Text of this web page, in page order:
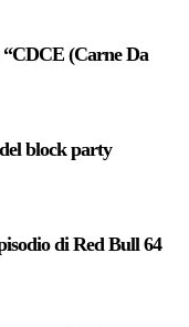
(Carne Da
block party
di Red Bull 64